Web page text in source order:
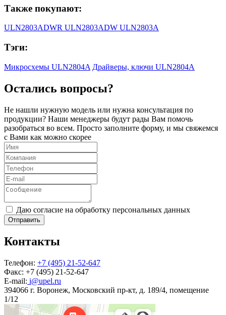
Также покупают:
ULN2803ADWR ULN2803ADW ULN2803A
Тэги:
Микросхемы ULN2804A Драйверы, ключи ULN2804A
Остались вопросы?
Не нашли нужную модель или нужна консультация по
продукции? Наши менеджеры будут рады Вам помочь
разобраться во всем. Просто заполните форму, и мы свяжемся
с Вами как можно скорее
Даю согласие на обработку персональных данных
Отправить
Контакты
Телефон: +7 (495) 21-52-647
Факс: +7 (495) 21-52-647
E-mail: i@upel.ru
394066 г. Воронеж, Московский пр-кт, д. 189/4, помещение
1/12